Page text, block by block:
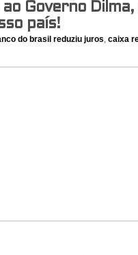
ao Governo
país!
do brasil reduziu juros, caixa